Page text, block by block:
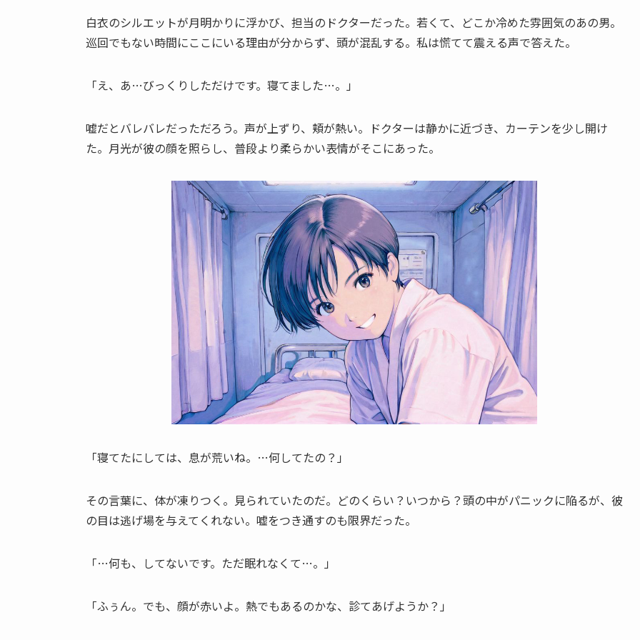
白衣のシルエットが月明かりに浮かび、担当のドクターだった。若くて、どこか冷めた雰囲気のあの男。
巡回でもない時間にここにいる理由が分からず、頭が混乱する。私は慌てて震える声で答えた。
「え、あ…びっくりしただけです。寝てました…。」
嘘だとバレバレだっただろう。声が上ずり、頬が熱い。ドクターは静かに近づき、カーテンを少し開け
た。月光が彼の顔を照らし、普段より柔らかい表情がそこにあった。
「寝てたにしては、息が荒いね。…何してたの？」
その言葉に、体が凍りつく。見られていたのだ。どのくらい？いつから？頭の中がパニックに陥るが、彼
の目は逃げ場を与えてくれない。嘘をつき通すのも限界だった。
「…何も、してないです。ただ眠れなくて…。」
「ふぅん。でも、顔が赤いよ。熱でもあるのかな、診てあげようか？」